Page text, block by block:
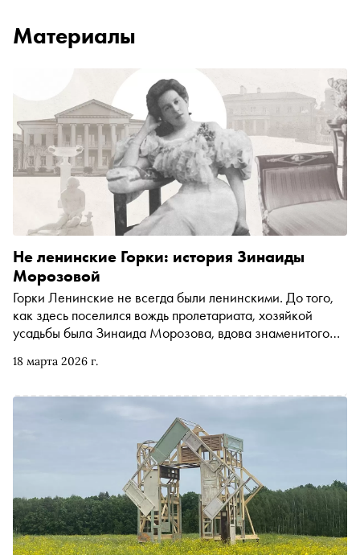
Материалы
18 марта 2026 г.
Не ленинские Горки: история Зинаиды
Морозовой
Горки Ленинские не всегда были ленинскими. До того,
как здесь поселился вождь пролетариата, хозяйкой
усадьбы была Зинаида Морозова, вдова знаменитого
судьба — готовый сюжет большого романа или даже
ничего выдумывать: скандальный развод, любовь,
богатство, светские триумфы, трагедии, революция и
почти забытая старость. До конца марта в усадьбе Горки
проходят экскурсии, посвящённые этой удивительной
женщине. На переломе эпох она прожила жизнь, в
которой соединились сильный характер, смелость
решений и по-настоящему роскошный вкус к жизни, и
именно поэтому её история сегодня звучит не менее
захватывающе, чем сто лет назад